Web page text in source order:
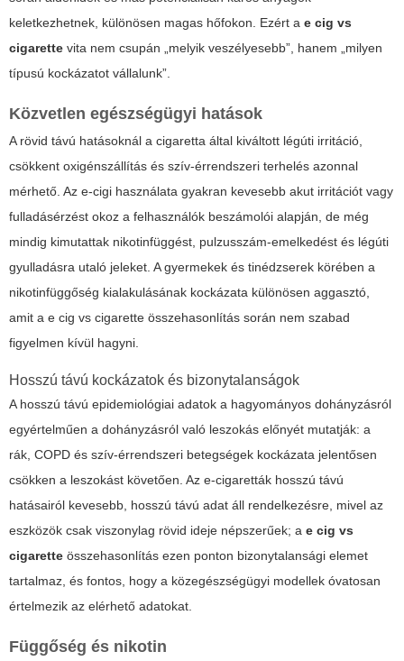
keletkezhetnek, különösen magas hőfokon. Ezért a e cig vs
cigarette vita nem csupán „melyik veszélyesebb”, hanem „milyen
típusú kockázatot vállalunk”.
Közvetlen egészségügyi hatások
A rövid távú hatásoknál a cigaretta által kiváltott légúti irritáció,
csökkent oxigénszállítás és szív-érrendszeri terhelés azonnal
mérhető. Az e-cigi használata gyakran kevesebb akut irritációt vagy
fulladásérzést okoz a felhasználók beszámolói alapján, de még
mindig kimutattak nikotinfüggést, pulzusszám-emelkedést és légúti
gyulladásra utaló jeleket. A gyermekek és tinédzserek körében a
nikotinfüggőség kialakulásának kockázata különösen aggasztó,
amit a e cig vs cigarette összehasonlítás során nem szabad
figyelmen kívül hagyni.
Hosszú távú kockázatok és bizonytalanságok
A hosszú távú epidemiológiai adatok a hagyományos dohányzásról
egyértelműen a dohányzásról való leszokás előnyét mutatják: a
rák, COPD és szív-érrendszeri betegségek kockázata jelentősen
csökken a leszokást követően. Az e-cigaretták hosszú távú
hatásairól kevesebb, hosszú távú adat áll rendelkezésre, mivel az
eszközök csak viszonylag rövid ideje népszerűek; a e cig vs
cigarette összehasonlítás ezen ponton bizonytalansági elemet
tartalmaz, és fontos, hogy a közegészségügyi modellek óvatosan
értelmezik az elérhető adatokat.
Függőség és nikotin